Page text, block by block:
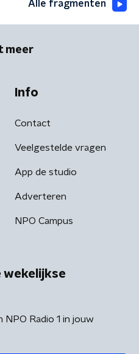
Alle fragmenten
meer
Info
Contact
Veelgestelde vragen
App de studio
Adverteren
NPO Campus
wekelijkse
Radio 1 in jouw